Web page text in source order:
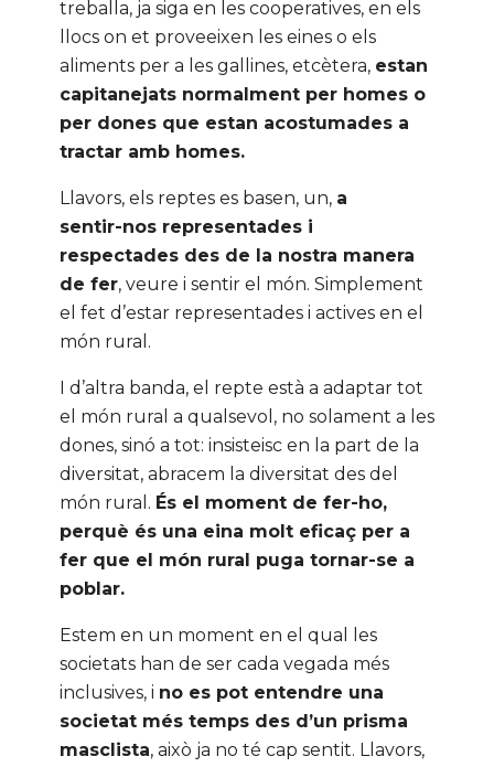
treballa, ja siga en les cooperatives, en els
llocs on et proveeixen les eines o els
aliments per a les gallines, etcètera, estan
capitanejats normalment per homes o
per dones que estan acostumades a
tractar amb homes.
Llavors, els reptes es basen, un, a
sentir-nos representades i
respectades des de la nostra manera
de fer, veure i sentir el món. Simplement
el fet d’estar representades i actives en el
món rural.
I d’altra banda, el repte està a adaptar tot
el món rural a qualsevol, no solament a les
dones, sinó a tot: insisteisc en la part de la
diversitat, abracem la diversitat des del
món rural. És el moment de fer-ho,
perquè és una eina molt eficaç per a
fer que el món rural puga tornar-se a
poblar.
Estem en un moment en el qual les
societats han de ser cada vegada més
inclusives, i no es pot entendre una
societat més temps des d’un prisma
masclista, això ja no té cap sentit. Llavors,